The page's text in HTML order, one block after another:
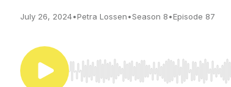
July 26, 2024•Petra Lossen•Season 8•Episode 87
Use Left/Right to seek, Home/End